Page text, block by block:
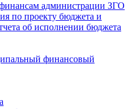
администрации ЗГО
по проекту бюджета и
об исполнении бюджета
финансовый